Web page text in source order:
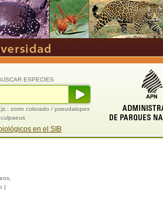
ESPECIES
zorro colorado / pseudalopex
en el SIB
|